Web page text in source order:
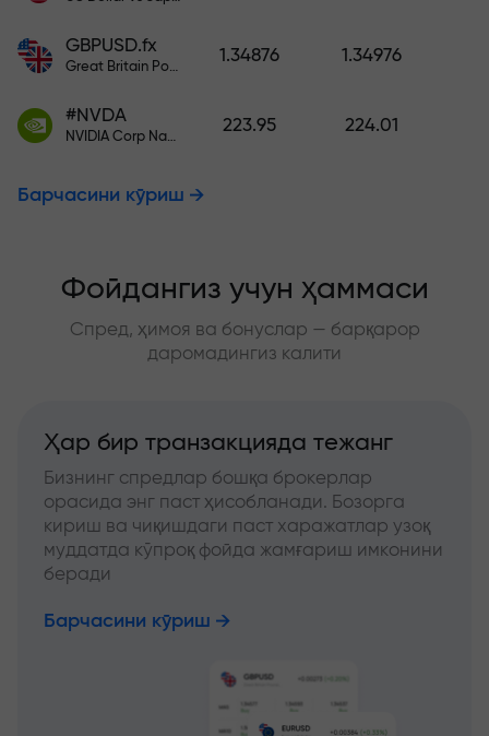
GBPUSD.fx
Great Britain Pound vs US Dollar
1.34876 1.34976
#NVDA
NVIDIA Corp Nasdaq Stock Exchange (Nasdaq) USD
223.95 224.01
Барчасини кўриш
Фойдангиз учун ҳаммаси
Спред, ҳимоя ва бонуслар — барқарор
даромадингиз калити
Ҳар бир транзакцияда тежанг
Бизнинг спредлар бошқа брокерлар
орасида энг паст ҳисобланади. Бозорга
кириш ва чиқишдаги паст харажатлар узоқ
муддатда кўпроқ фойда жамғариш имконини
беради
Барчасини кўриш